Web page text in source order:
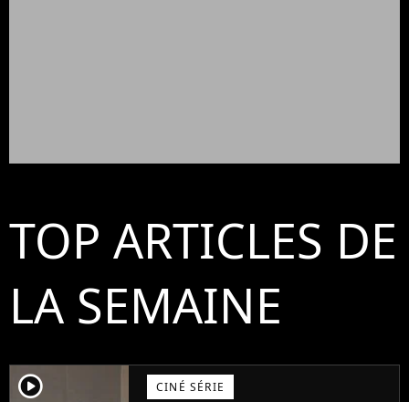
TOP ARTICLES DE
LA SEMAINE
player2 CINÉ SÉRIE